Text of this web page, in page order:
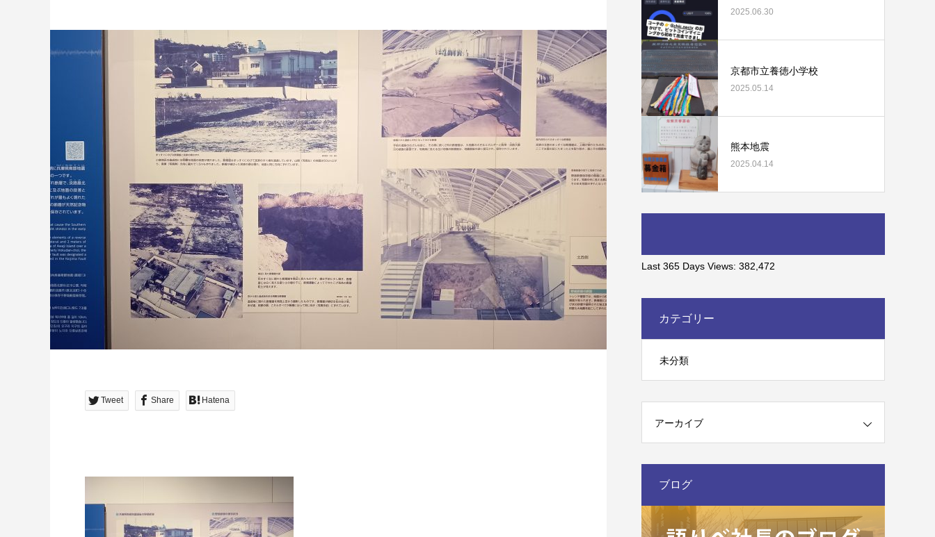
Tweet Share Hatena
2025.06.30
京都市立養徳小学校
2025.05.14
熊本地震
2025.04.14
Last 365 Days Views: 382,472
カテゴリー
未分類
アーカイブ
ブログ